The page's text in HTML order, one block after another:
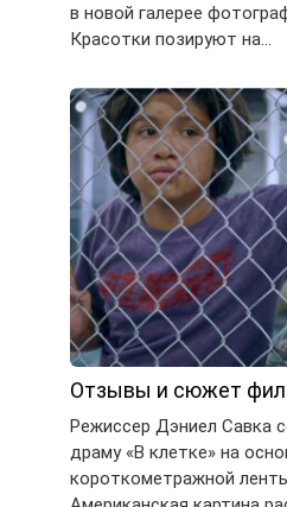
в новой галерее
Красотки позируют на…
Отзывы и сюжет
Режиссер Дэниел Савка
драму «В клетке» на
короткометражной